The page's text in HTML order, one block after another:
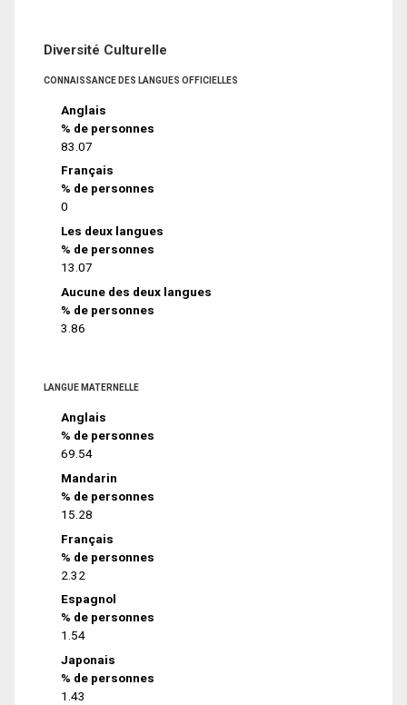
Diversité Culturelle
CONNAISSANCE DES LANGUES OFFICIELLES
Anglais
% de personnes
83.07
Français
% de personnes
0
Les deux langues
% de personnes
13.07
Aucune des deux langues
% de personnes
3.86
LANGUE MATERNELLE
Anglais
% de personnes
69.54
Mandarin
% de personnes
15.28
Français
% de personnes
2.32
Espagnol
% de personnes
1.54
Japonais
% de personnes
1.43